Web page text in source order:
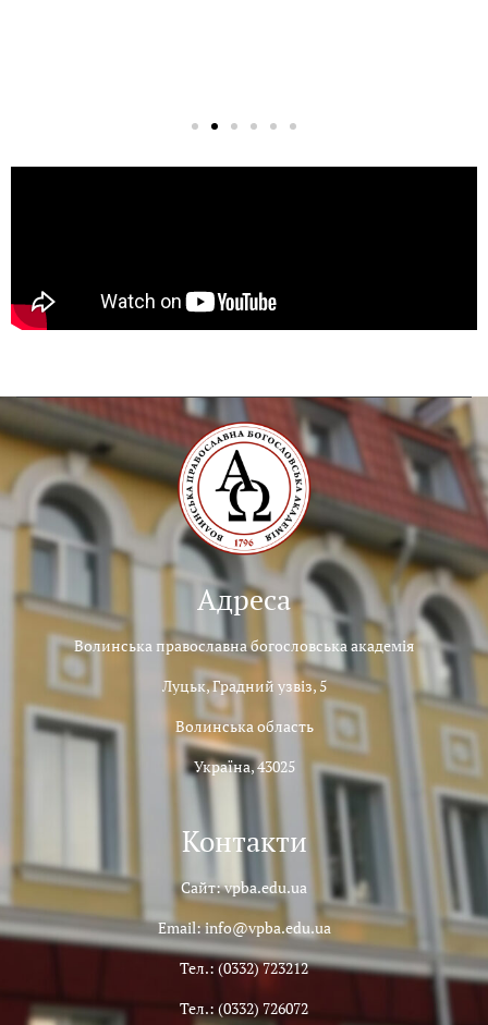
Адреса
Волинська православна богословська академія
Луцьк, Градний узвіз, 5
Волинська область
Україна, 43025
Контакти
Сайт: vpba.edu.ua
Email: info@vpba.edu.ua
Тел.: (0332) 723212
Тел.: (0332) 726072